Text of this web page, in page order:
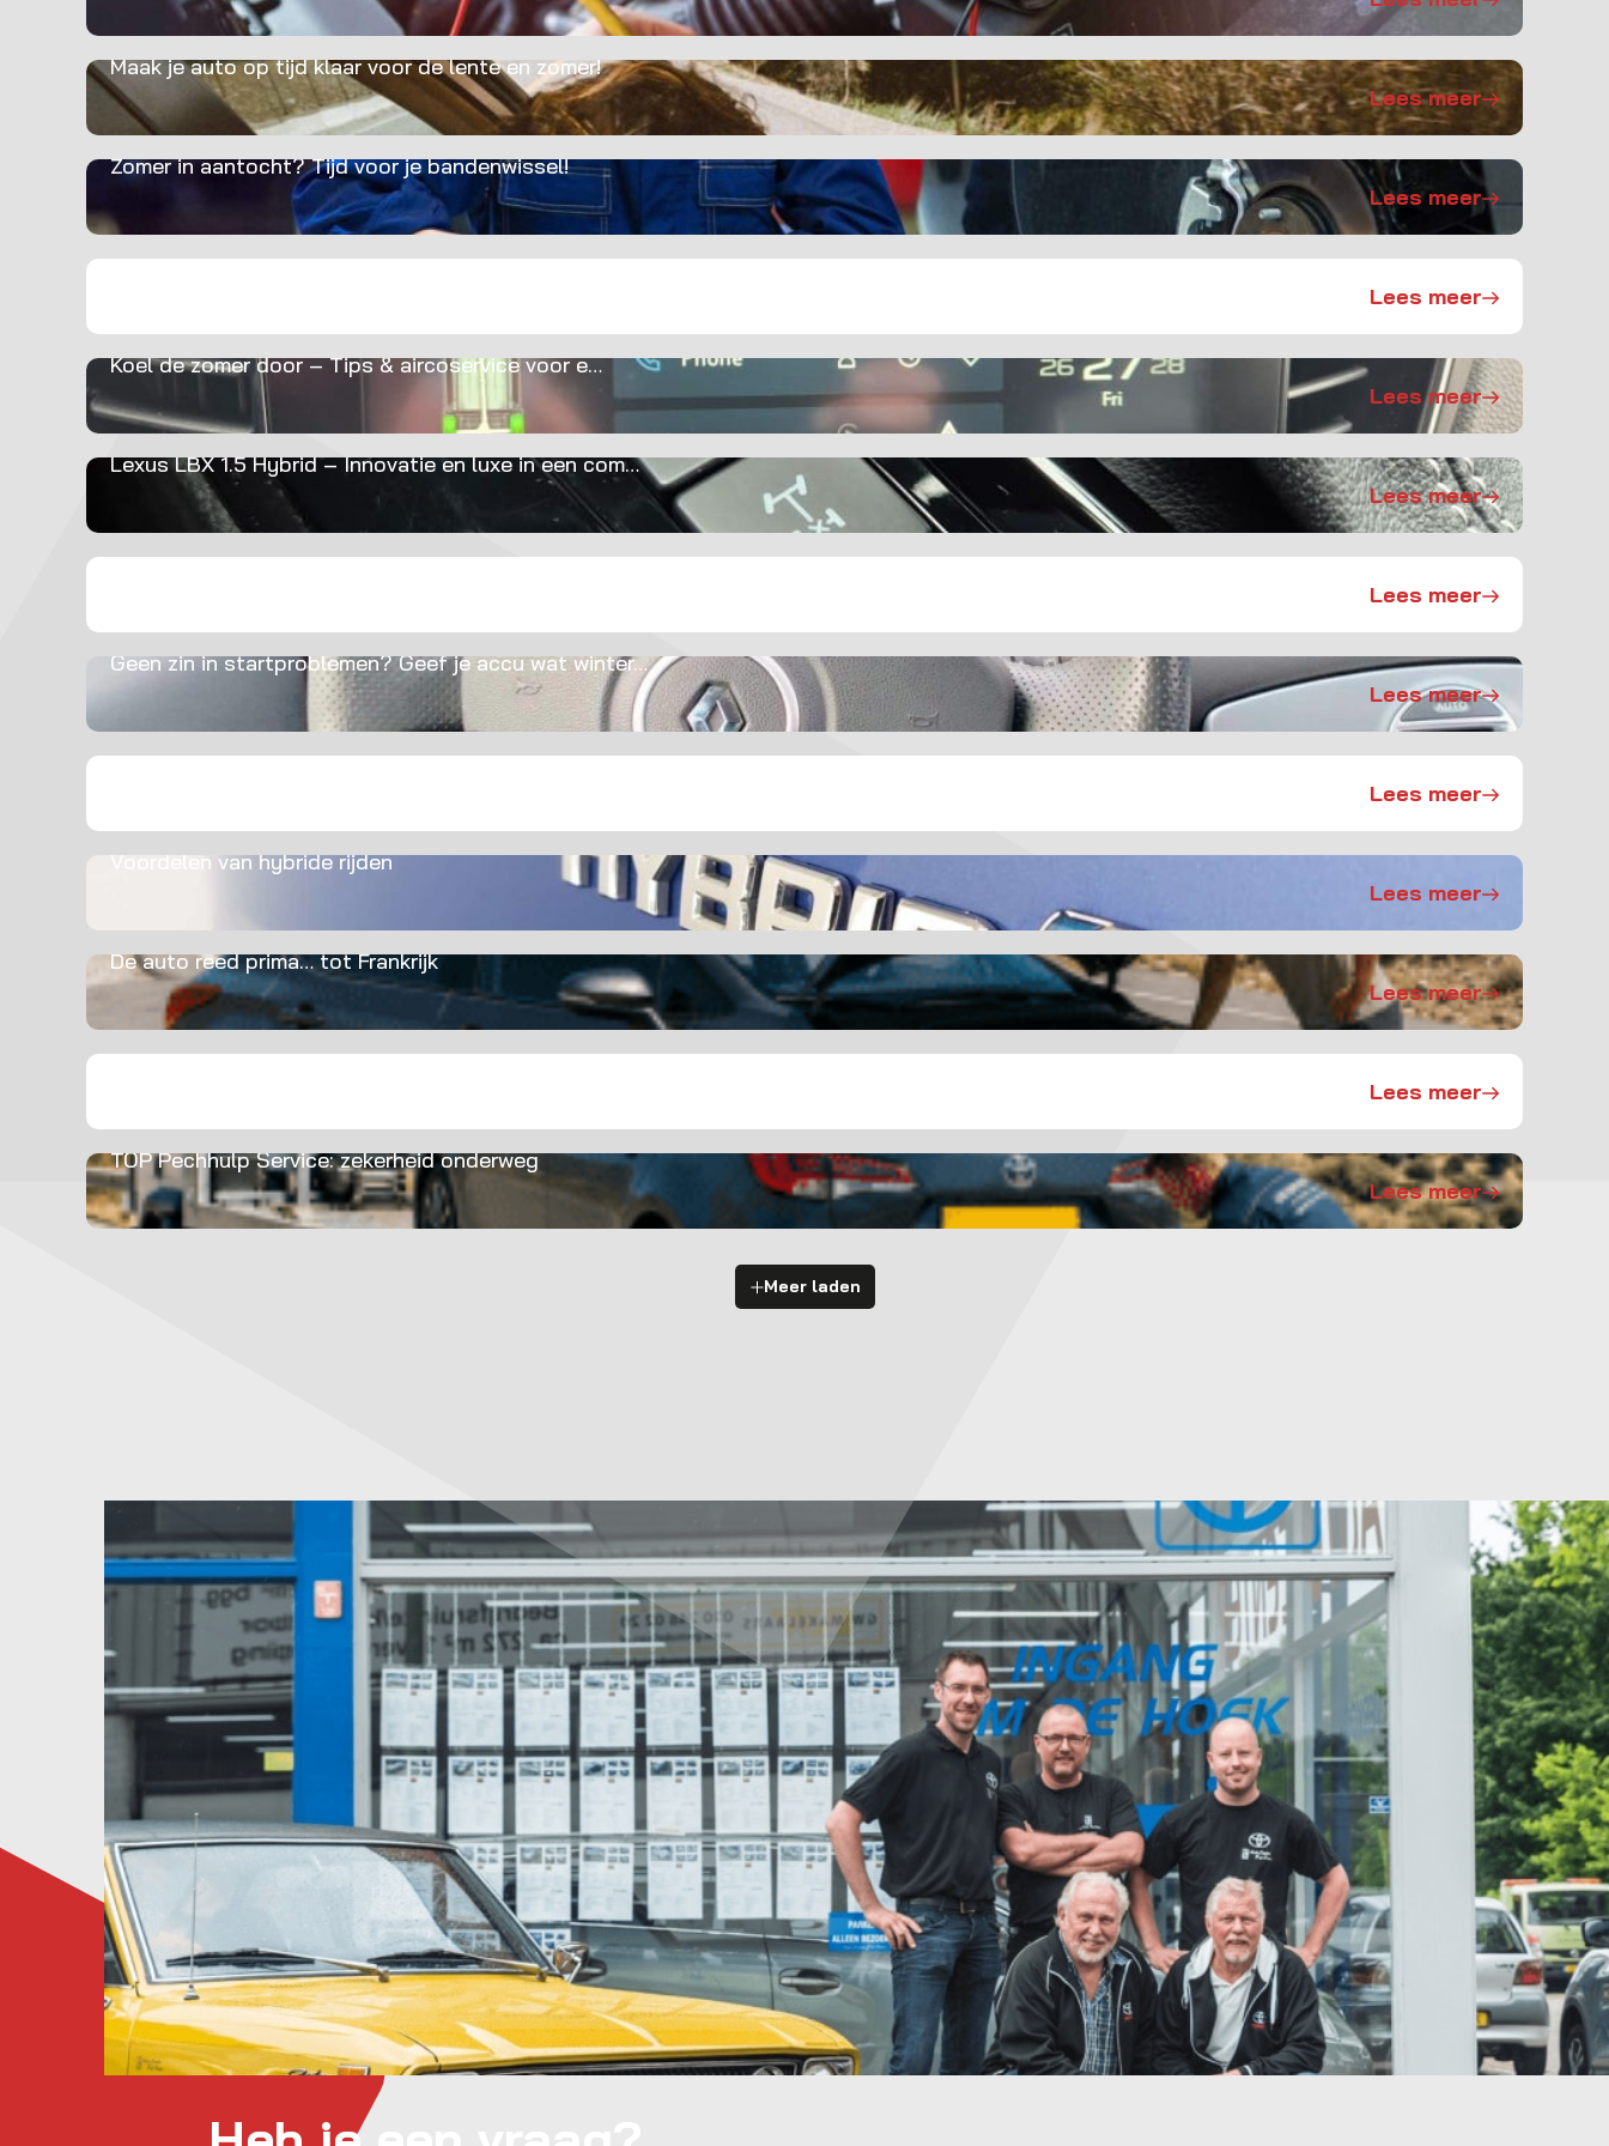
Maak je auto op tijd klaar voor de lente en zomer!
Lees meer
Zomer in aantocht? Tijd voor je bandenwissel!
Lees meer
Goed voorbereid op vakantie? Zo gepiept!
Lees meer
Koel de zomer door – Tips & aircoservice voor e…
Lees meer
Lexus LBX 1.5 Hybrid – Innovatie en luxe in een com…
Lees meer
Klaar voor de kou? Zorg dat je grip houdt!
Lees meer
Geen zin in startproblemen? Geef je accu wat winter…
Lees meer
Voorjaarscheck auto: waar moet je op letten?
Lees meer
Voordelen van hybride rijden
Lees meer
De auto reed prima… tot Frankrijk
Lees meer
Veilig op pad met caravan, camper of trekhaak
Lees meer
TOP Pechhulp Service: zekerheid onderweg
Lees meer
Meer laden